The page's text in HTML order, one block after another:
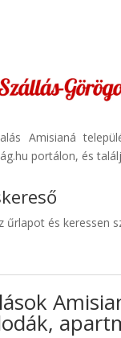
Amisianá
portálon, és
űrlapot és keressen